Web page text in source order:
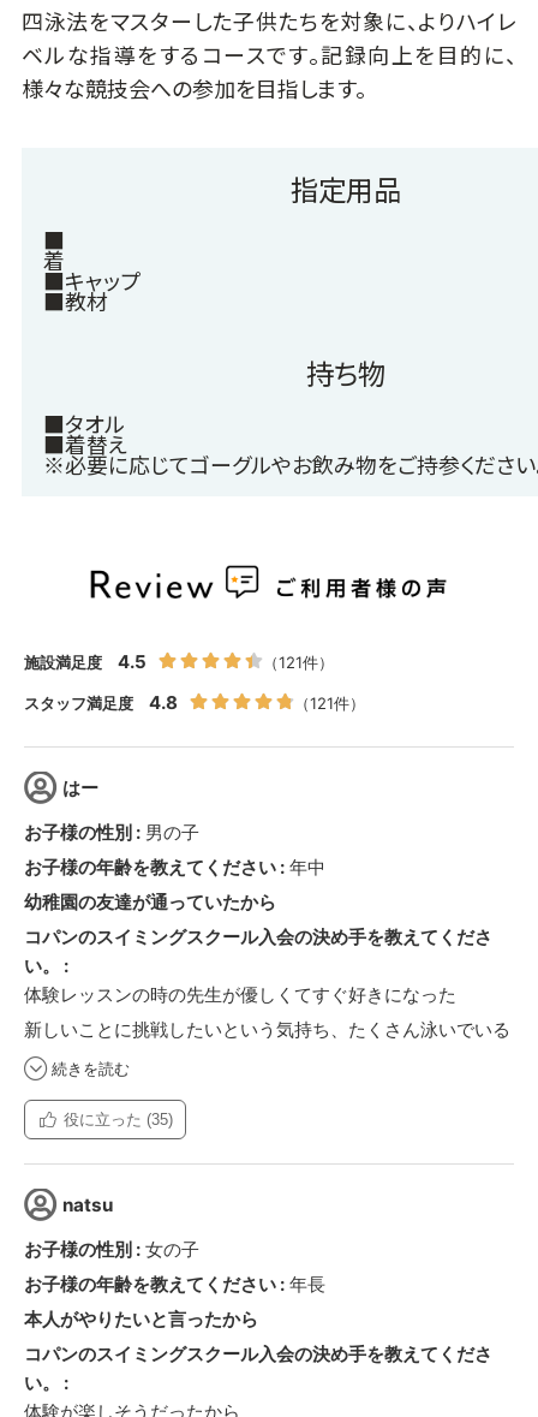
四泳法をマスターした子供たちを対象に、よりハイレ
ベルな指導をするコースです。記録向上を目的に、
様々な競技会への参加を目指します。
指定用品
■
■キャップ
■教材
持ち物
■タオル
■着替え
※必要に応じてゴーグルやお飲み物をご持参ください